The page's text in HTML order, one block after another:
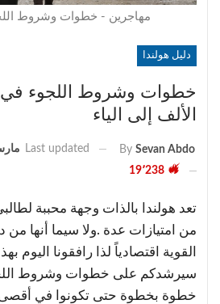
مهاجرين - خطوات وشروط
دليل هولندا
خطوات وشروط اللجوء في
الألف إلى الياء
By Sevan Abdo
Last updated
مارس 8,
تعد هولندا بالذات وجهة محببة
من امتيازات عدة .ولا سيما أنها من
القوية اقتصادياً لذا رافقونا اليوم
سيرشدكم على خطوات وشروط
خطوة بخطوة حتى تكونوا في أقصى